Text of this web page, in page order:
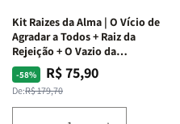
Kit Raizes da Alma | O Vício de
Agradar a Todos + Raiz da
Rejeição + O Vazio da
Insatisfação.
-58%
Preço
normal
De:R$ 179,70
Preço
promocional
R$ 75,90